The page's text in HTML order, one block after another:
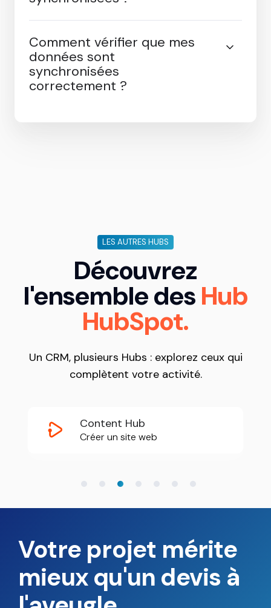
Peut-on archiver les
anciennes données
synchronisées ?
LES AUTRES HUBS
Découvrez
l'ensemble desHub
HubSpot.
Un CRM, plusieurs Hubs : explorez ceux qui
complètent votre activité.
Commerce Hub